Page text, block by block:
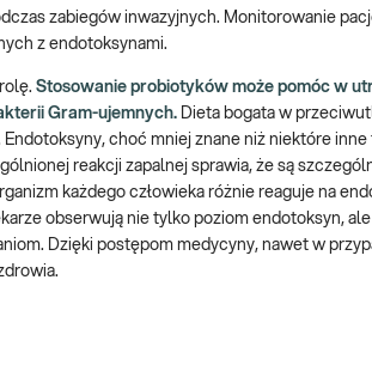
zabiegów inwazyjnych. Monitorowanie
z endotoksynami.
Stosowanie probiotyków może pomóc w
Gram-ujemnych. Dieta bogata w
choć mniej znane niż niektóre
reakcji zapalnej sprawia, że są
każdego człowieka różnie reaguje na
obserwują nie tylko poziom endotoksyn,
Dzięki postępom medycyny, nawet w